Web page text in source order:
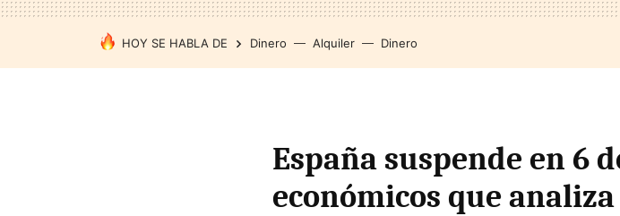
HOY SE HABLA DE Dinero Alquiler Dinero
España suspende en 6
económicos que analiza